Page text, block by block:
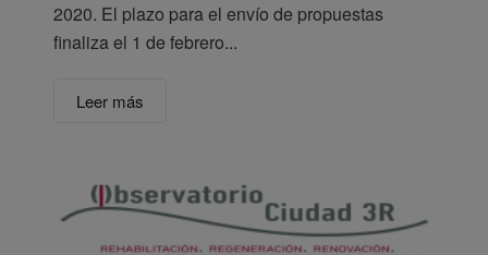
2020. El plazo para el envío de propuestas
finaliza el 1 de febrero...
Leer más